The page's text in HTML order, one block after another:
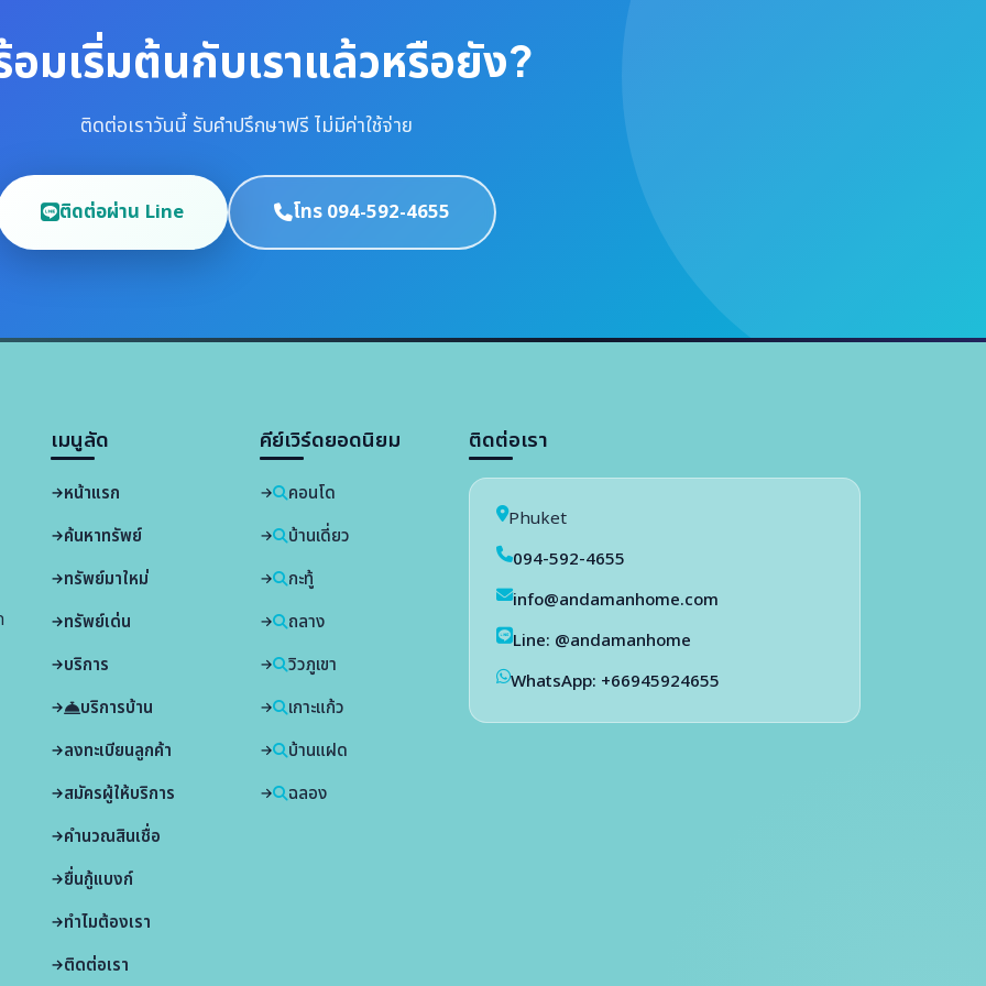
มเริ่มต้นกับเราแล้วหรือยัง?
ติดต่อเราวันนี้ รับคำปรึกษาฟรี ไม่มีค่าใช้จ่าย
ติดต่อผ่าน Line โทร 094-592-4655
เมนูลัด
หน้าแรก
ค้นหาทรัพย์
ทรัพย์มาใหม่
ทรัพย์เด่น
บริการ
บริการบ้าน
ลงทะเบียนลูกค้า
สมัครผู้ให้บริการ
คำนวณสินเชื่อ
ยื่นกู้แบงก์
ทำไมต้องเรา
ติดต่อเรา
คีย์เวิร์ดยอดนิยม
คอนโด
บ้านเดี่ยว
กะทู้
ถลาง
วิวภูเขา
เกาะแก้ว
บ้านแฝด
ฉลอง
ติดต่อเรา
Phuket
094-592-4655
info@andamanhome.com
Line: @andamanhome
WhatsApp: +66945924655